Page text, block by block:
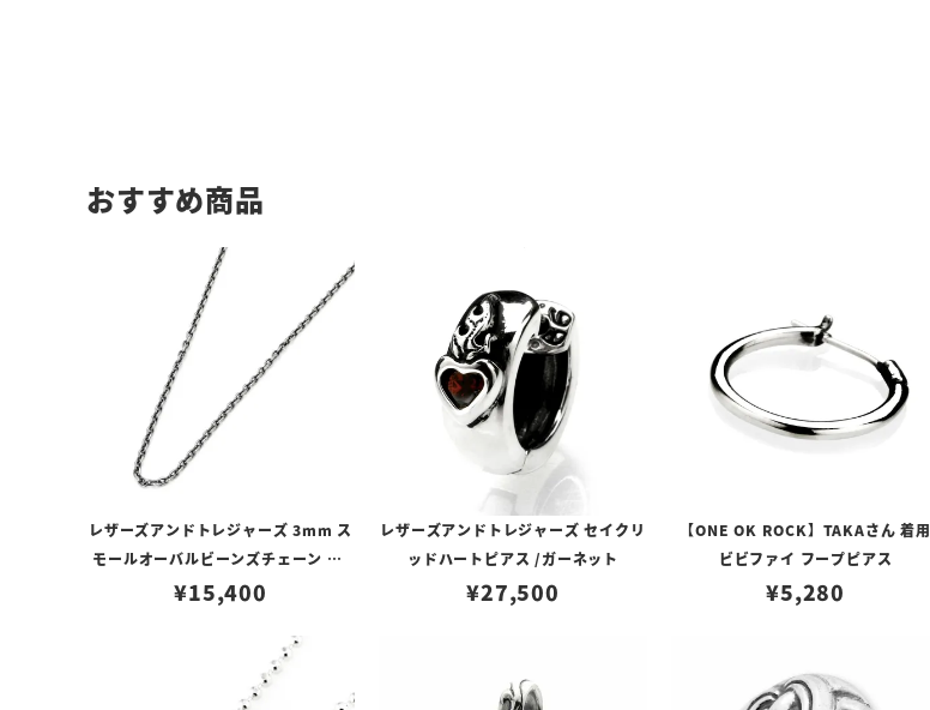
おすすめ商品
レザーズアンドトレジャーズ 3mm ス
モールオーバルビーンズチェーン w/
ロブスタークラスプ＆LTロゴプレート
¥15,400
レザーズアンドトレジャーズ セイクリ
ッドハートピアス /ガーネット
¥27,500
【ONE OK ROCK】TAKAさん 着用
ビビファイ フープピアス
¥5,280